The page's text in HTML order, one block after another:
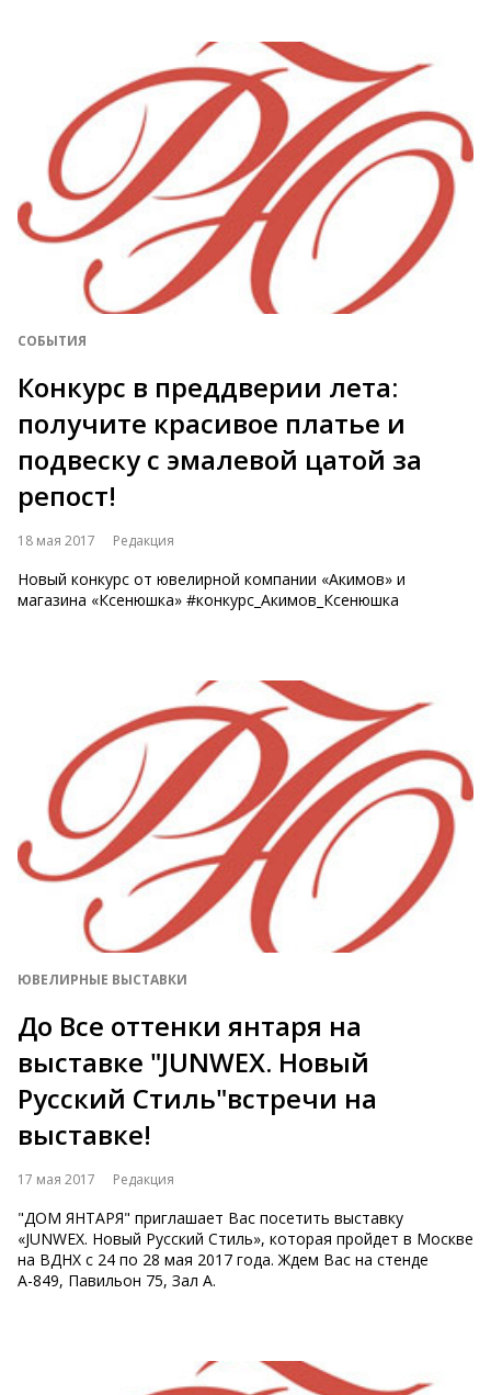
СОБЫТИЯ
Конкурс в преддверии лета:
получите красивое платье и
подвеску с эмалевой цатой за
репост!
18 мая 2017 Редакция
Новый конкурс от ювелирной компании «Акимов» и
магазина «Ксенюшка» #конкурс_Акимов_Ксенюшка
ЮВЕЛИРНЫЕ ВЫСТАВКИ
До Все оттенки янтаря на
выставке "JUNWEX. Новый
Русский Стиль"встречи на
выставке!
17 мая 2017 Редакция
"ДОМ ЯНТАРЯ" приглашает Вас посетить выставку
«JUNWEX. Новый Русский Стиль», которая пройдет в Москве
на ВДНХ с 24 по 28 мая 2017 года. Ждем Вас на стенде
А-849, Павильон 75, Зал А.